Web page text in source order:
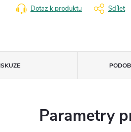
Dotaz k produktu Sdílet
Parametry